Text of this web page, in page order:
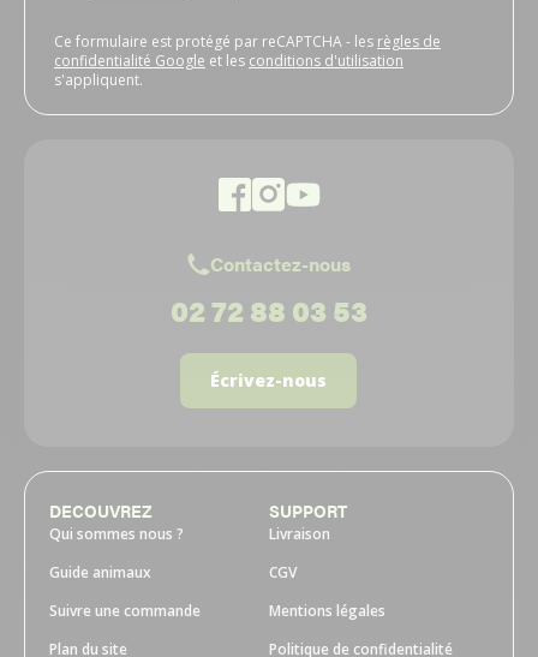
Ce formulaire est protégé par reCAPTCHA - les règles de
confidentialité Google et les conditions d'utilisation
s'appliquent.
Contactez-nous
02 72 88 03 53
Écrivez-nous
DECOUVREZ
Qui sommes nous ?
Guide animaux
Suivre une commande
Plan du site
SUPPORT
Livraison
CGV
Mentions légales
Politique de confidentialité